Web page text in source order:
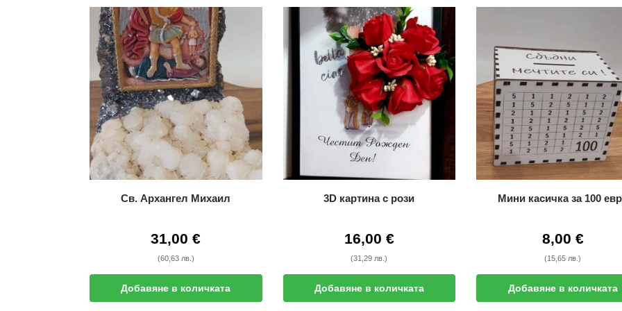
Св. Архангел Михаил
31,00€
(60,63 лв.)
Добавяне в количката
3D картина с рози
16,00 €
(31,29 лв.)
Добавяне в количката
Мини касичка за 100
8,00 €
(15,65 лв.)
Добавяне в количката